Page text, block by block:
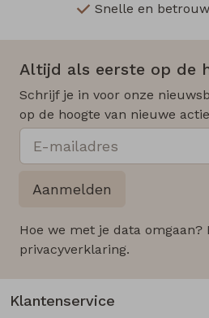
Snelle en
Altijd als eerste op de
Schrijf je in voor onze
op de hoogte van nieuwe
Aanmelden
Hoe we met je data omgaan?
privacyverklaring.
Klantenservice